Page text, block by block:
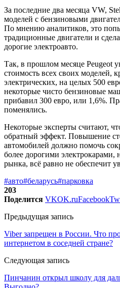
За последние два месяца VW,
моделей с бензиновыми
По мнению аналитиков, это
традиционные двигатели и
дорогие электроавто.
Так, в прошлом месяце Peugeot
стоимость всех своих моделей,
электрических, на целых 500
некоторые чисто бензиновые
прибавил 300 евро, или 1,6%.
поменялись.
Некоторые эксперты считают,
обратный эффект. Повышение
автомобилей должно помочь
более дорогими электрокарами,
рынка, всё равно не обеспечит
#авто#беларусь#парковка
203
Поделится VKOK.ruFacebook
Предыдущая запись
Viber запрещен в России. Что
интернетом в соседней стране?
Следующая запись
Пинчанин открыл школу для